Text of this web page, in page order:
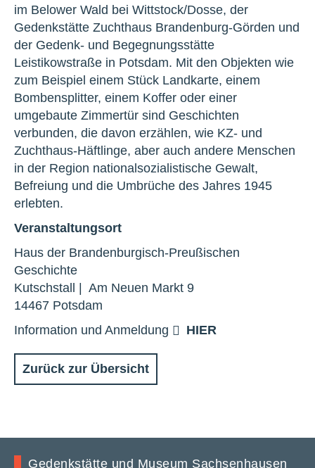
im Belower Wald bei Wittstock/Dosse, der
Gedenkstätte Zuchthaus Brandenburg-Görden und
der Gedenk- und Begegnungsstätte
Leistikowstraße in Potsdam. Mit den Objekten wie
zum Beispiel einem Stück Landkarte, einem
Bombensplitter, einem Koffer oder einer
umgebaute Zimmertür sind Geschichten
verbunden, die davon erzählen, wie KZ- und
Zuchthaus-Häftlinge, aber auch andere Menschen
in der Region nationalsozialistische Gewalt,
Befreiung und die Umbrüche des Jahres 1945
erlebten.
Veranstaltungsort
Haus der Brandenburgisch-Preußischen
Geschichte
Kutschstall | Am Neuen Markt 9
14467 Potsdam
Information und Anmeldung
HIER
Zurück zur Übersicht
Gedenkstätte und Museum Sachsenhausen